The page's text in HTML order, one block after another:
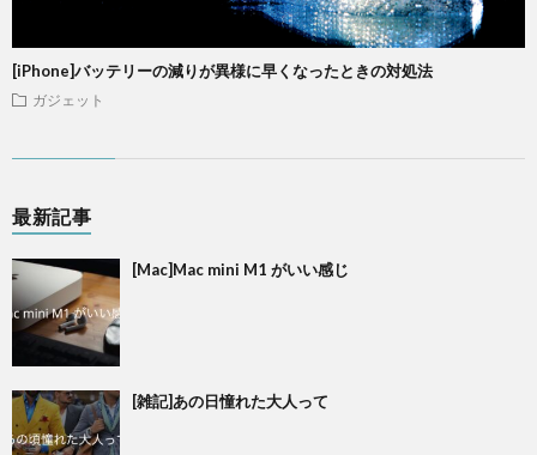
[iPhone]バッテリーの減りが異様に早くなったときの対処法
ガジェット
最新記事
[Mac]Mac mini M1 がいい感じ
[雑記]あの日憧れた大人って